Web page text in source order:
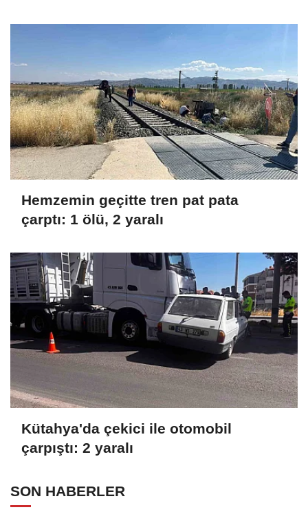
Hemzemin geçitte tren pat pata
çarptı: 1 ölü, 2 yaralı
Kütahya'da çekici ile otomobil
çarpıştı: 2 yaralı
SON HABERLER